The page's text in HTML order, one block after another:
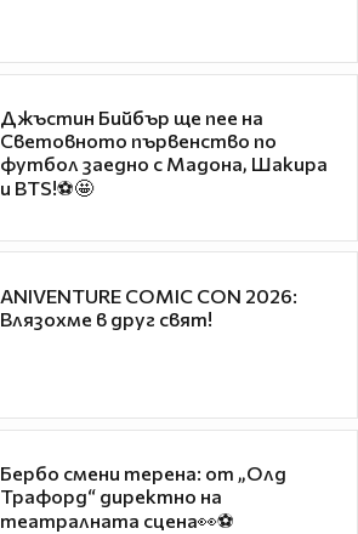
Джъстин Бийбър ще пее на
Световното първенство по
футбол заедно с Мадона, Шакира
и BTS!⚽🤩
ANIVENTURE COMIC CON 2026:
Влязохме в друг свят!
Бербо смени терена: от „Олд
Трафорд“ директно на
театралната сцена👀⚽